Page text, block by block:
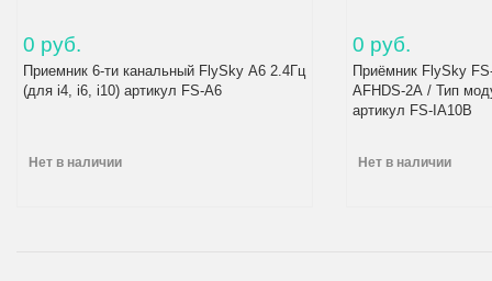
0 руб.
Приемник 6-ти канальный FlySky А6 2.4Гц
(для i4, i6, i10) артикул FS-A6
Нет в наличии
0 руб.
Приёмник FlySky
AFHDS-2А / Тип
артикул FS-IA10B
Нет в наличии